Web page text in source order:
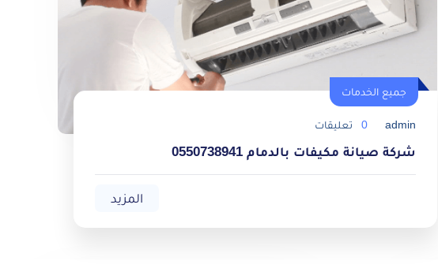
جميع الخدمات
admin
0 تعليقات
شركة صيانة مكيفات بالدمام 0550738941
المزيد